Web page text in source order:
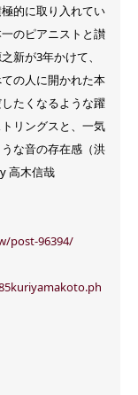
的に取り入れてい
のピアニストと讃
新が3年かけて、
の人に開かれた本
たくなるような躍
リングスと、一気
な音の存在感（洪
高木信哉
post-96394/